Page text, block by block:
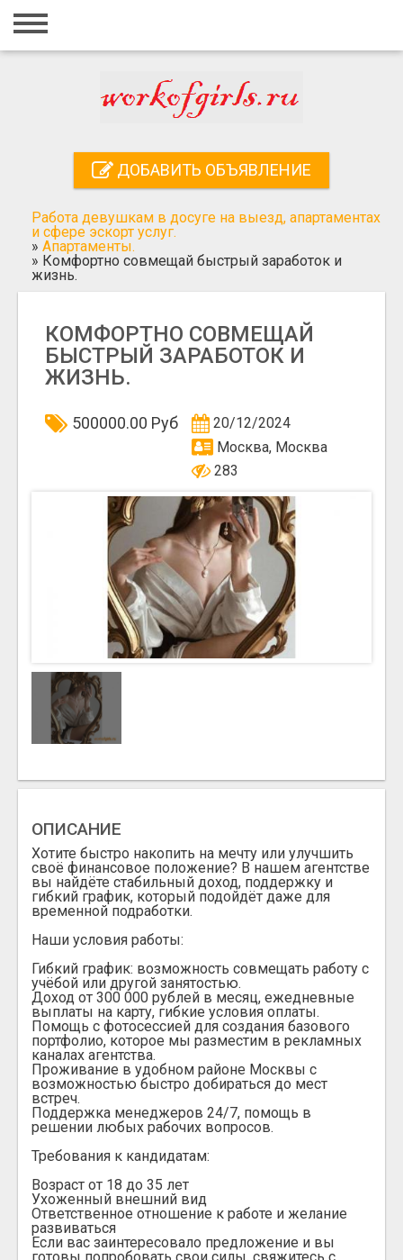
Главная
Регистрация
Добавить объявление
Поиск
ДОБАВИТЬ ОБЪЯВЛЕНИЕ
Работа девушкам в досуге на выезд, апартаментах
и сфере эскорт услуг.
» Апартаменты.
» Комфортно совмещай быстрый заработок и
жизнь.
КОМФОРТНО СОВМЕЩАЙ
БЫСТРЫЙ ЗАРАБОТОК И
ЖИЗНЬ.
500000.00 Руб
20/12/2024
Москва, Москва
283
ОПИСАНИЕ
Хотите быстро накопить на мечту или улучшить
своё финансовое положение? В нашем агентстве
вы найдёте стабильный доход, поддержку и
гибкий график, который подойдёт даже для
временной подработки.
Наши условия работы:
Гибкий график: возможность совмещать работу с
учёбой или другой занятостью.
Доход от 300 000 рублей в месяц, ежедневные
выплаты на карту, гибкие условия оплаты.
Помощь с фотосессией для создания базового
портфолио, которое мы разместим в рекламных
каналах агентства.
Проживание в удобном районе Москвы с
возможностью быстро добираться до мест
встреч.
Поддержка менеджеров 24/7, помощь в
решении любых рабочих вопросов.
Требования к кандидатам:
Возраст от 18 до 35 лет
Ухоженный внешний вид
Ответственное отношение к работе и желание
развиваться
Если вас заинтересовало предложение и вы